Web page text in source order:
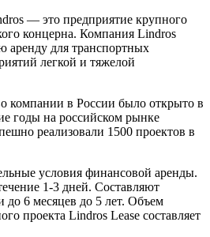
— это предприятие крупного
концерна. Компания Lindros
аренду для транспортных
легкой и тяжелой
компании в России было открыто в
годы на российском рынке
реализовали 1500 проектов в
условия финансовой аренды.
1-3 дней. Составляют
6 месяцев до 5 лет. Объем
проекта Lindros Lease составляет